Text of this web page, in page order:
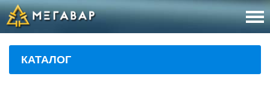
8
КАТАЛОГ